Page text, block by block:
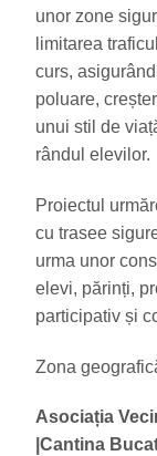
unor zone
limitarea
curs,
poluare,
unui stil de
rândul elevilor.
Proiectul
cu trasee
urma unor
elevi, părinți,
participativ și
Zona
Asociația
Cantina